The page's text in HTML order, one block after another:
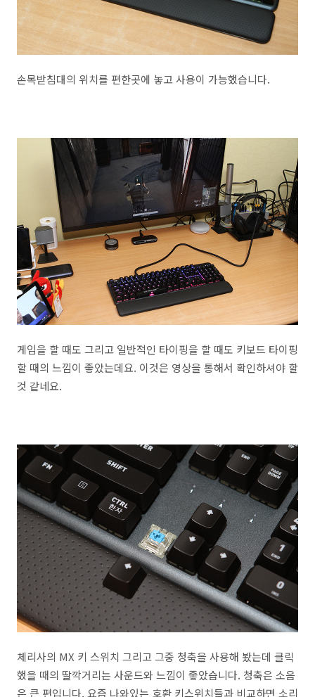
손목받침대의 위치를 편한곳에 놓고 사용이 가능했습니다.
게임을 할 때도 그리고 일반적인 타이핑을 할 때도 키보드 타이핑
할 때의 느낌이 좋았는데요. 이것은 영상을 통해서 확인하셔야 할
것 같네요.
체리사의 MX 키 스위치 그리고 그중 청축을 사용해 봤는데 클릭
했을 때의 딸깍거리는 사운드와 느낌이 좋았습니다. 청축은 소음
은 큰 편입니다. 요즘 나와있는 호환 키스위치들과 비교하면 소리